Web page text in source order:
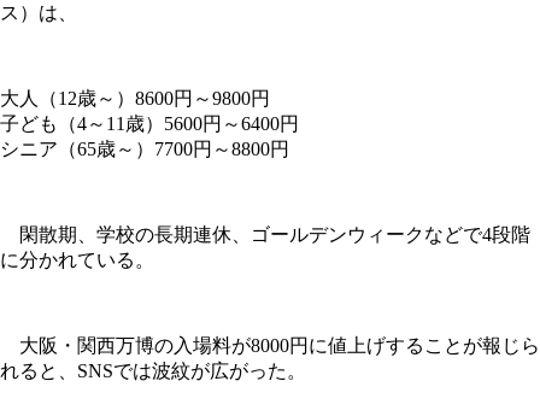
ス）は、
大人（12歳～）8600円～9800円
子ども（4～11歳）5600円～6400円
シニア（65歳～）7700円～8800円
閑散期、学校の長期連休、ゴールデンウィークなどで4段階
に分かれている。
大阪・関西万博の入場料が8000円に値上げすることが報じら
れると、SNSでは波紋が広がった。